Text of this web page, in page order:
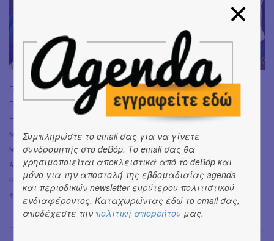
ΓΑΜΜΑΓΑΜΜΑ:
Γιώργος Καρναβάς & Γεώργιος Δημάκης (aka Prins Obi)
Ηχογράφηση: Bee Thousand Studio
Μίξη: Χρήστος Μπεκίρης, Prins Obi
Mastering: Ανέστης Ψαραδάκος (AthensMastering Studios)
Artwork: Δημήτρης Ρόκος
Graphic Designer: Βαγγέλης Μαρτίνος
Φωτογραφία: Νίκος Μαλιάκος
Συμπληρώστε το email σας για να γίνετε
συνδρομητής στο deBόp. Το email σας θα
χρησιμοποιείται αποκλειστικά από το deBόp και
μόνο για την αποστολή της εβδομαδιαίας agenda
και περιοδικών newsletter ευρύτερου πολιτιστικού
ενδιαφέροντος. Καταχωρώντας εδώ το email σας,
αποδέχεστε την πολιτική απορρήτου μας.